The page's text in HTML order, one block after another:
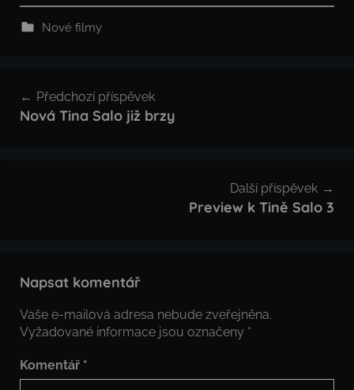
Nové filmy
pro
Předchozí příspěvek
Nová Tina Salo již brzy
Další příspěvek
Preview k Tině Salo 3
Napsat komentář
Vaše e-mailová adresa nebude zveřejněna.
Vyžadované informace jsou označeny *
Komentář *